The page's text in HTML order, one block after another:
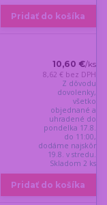
Pridať do košíka
10,60 €/ks
8,62 € bez DPH
Z dôvodu
dovolenky,
všetko
objednané a
uhradené do
pondelka 17.8.
do 11:00,
dodáme najskôr
19.8. v stredu.
Skladom 2 ks
Pridať do košíka